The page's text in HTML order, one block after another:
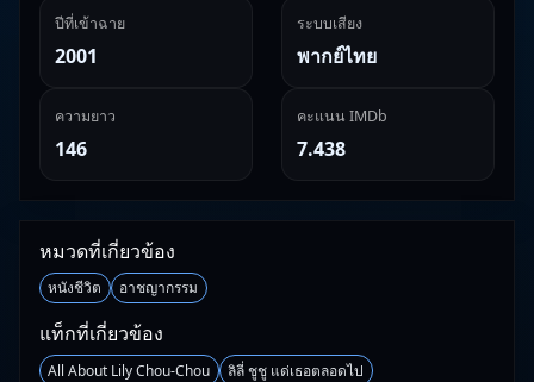
ปีที่เข้าฉาย
2001
ระบบเสียง
พากย์ไทย
ความยาว
146
คะแนน IMDb
7.438
หมวดที่เกี่ยวข้อง
หนังชีวิต อาชญากรรม
แท็กที่เกี่ยวข้อง
All About Lily Chou-Chou ลิลี่ ชูชู แด่เธอตลอดไป